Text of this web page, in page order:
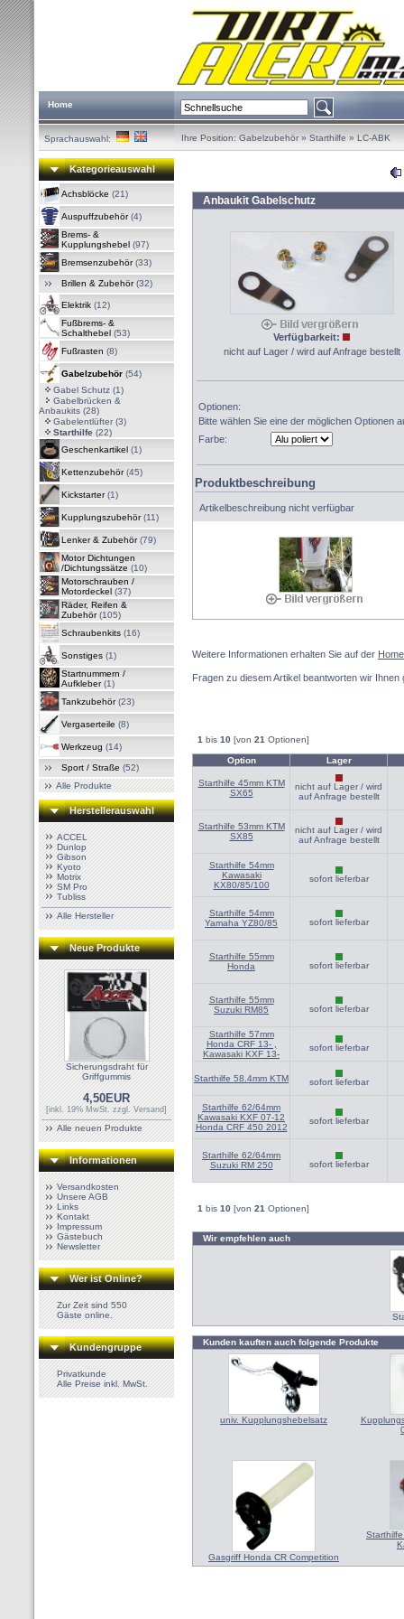
Home
Sprachauswahl: Ihre Position: Gabelzubehör» Starthilfe » LC-ABK
Kategorieauswahl
Achsblöcke (21)
Auspuffzubehör(4)
Brems- &
Kupplungshebel (97)
Bremsenzubehör(33)
Brillen & Zubehör(32)
Elektrik (12)
Fußbrems- &
Schalthebel (53)
Fußrasten (8)
Gabelzubehör (54)
Gabel Schutz (1)
Gabelbrücken &
Anbaukits (28)
Gabelentlüfter (3)
Starthilfe (22)
Geschenkartikel (1)
Kettenzubehör(45)
Kickstarter(1)
Kupplungszubehör(11)
Lenker & Zubehör(79)
Motor Dichtungen
/Dichtungssätze (10)
Motorschrauben /
Motordeckel (37)
Räder, Reifen &
Zubehör(105)
Schraubenkits (16)
Sonstiges (1)
Startnummern /
Aufkleber(1)
Tankzubehör(23)
Vergaserteile (8)
Werkzeug (14)
Sport / Straße (52)
Alle Produkte
Herstellerauswahl
ACCEL
Dunlop
Gibson
Kyoto
Motrix
SM Pro
Tubliss
Alle Hersteller
Neue Produkte
Sicherungsdraht für
Griffgummis
4,50EUR
[inkl. 19% MwSt. zzgl.Versand]
Alle neuen Produkte
Informationen
Versandkosten
Unsere AGB
Links
Kontakt
Impressum
Gästebuch
Newsletter
Wer ist Online?
Zur Zeit sind 550
Gäste online.
Kundengruppe
Privatkunde
Alle Preise inkl. MwSt.
Anbaukit Gabelschutz
Verfügbarkeit:
nicht auf Lager / wird auf Anfrage bestellt
Optionen:
Bitte wählen Sie eine der möglichen Optionen
Farbe:
Produktbeschreibung
Artikelbeschreibung nicht verfügbar
Weitere Informationen erhalten Sie auf der
Fragen zu diesem Artikel beantworten wir
1 bis 10 [von 21 Optionen]
Option Lager
Starthilfe 45mm KTM
SX65
nicht auf Lager / wird
auf Anfrage bestellt
Starthilfe 53mm KTM
SX85
nicht auf Lager / wird
auf Anfrage bestellt
Starthilfe 54mm
Kawasaki
KX80/85/100
sofort lieferbar
Starthilfe 54mm
Yamaha YZ80/85
sofort lieferbar
Starthilfe 55mm
Honda
sofort lieferbar
Starthilfe 55mm
Suzuki RM85
sofort lieferbar
Starthilfe 57mm
Honda CRF 13- ,
Kawasaki KXF 13-
sofort lieferbar
Starthilfe 58.4mm KTM sofort lieferbar
Starthilfe 62/64mm
Kawasaki KXF 07-12
Honda CRF 450 2012
sofort lieferbar
Starthilfe 62/64mm
Suzuki RM 250
sofort lieferbar
1 bis 10 [von 21 Optionen]
Wir empfehlen auch
Kunden kauften auch folgende Produkte
univ. Kupplungshebelsatz
Gasgriff Honda CR Competition